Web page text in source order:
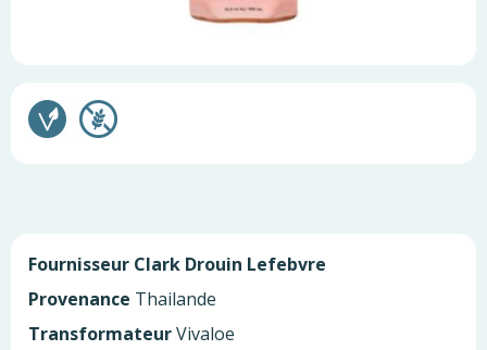
Fournisseur Clark Drouin Lefebvre
Provenance Thailande
TransformateurVivaloe